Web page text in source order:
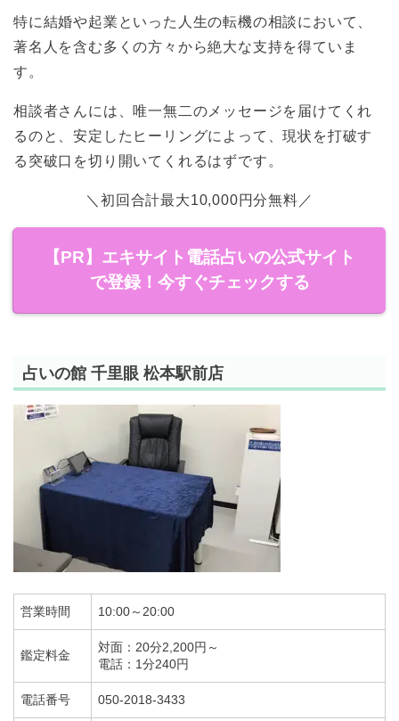
特に結婚や起業といった人生の転機の相談において、
著名人を含む多くの方々から絶大な支持を得ていま
す。
相談者さんには、唯一無二のメッセージを届けてくれ
るのと、安定したヒーリングによって、現状を打破す
る突破口を切り開いてくれるはずです。
＼初回合計最大10,000円分無料／
【PR】エキサイト電話占いの公式サイト
で登録！今すぐチェックする
占いの館 千里眼 松本駅前店
営業時間 10:00～20:00
鑑定料金
対面：20分2,200円～
電話：1分240円
電話番号 050-2018-3433